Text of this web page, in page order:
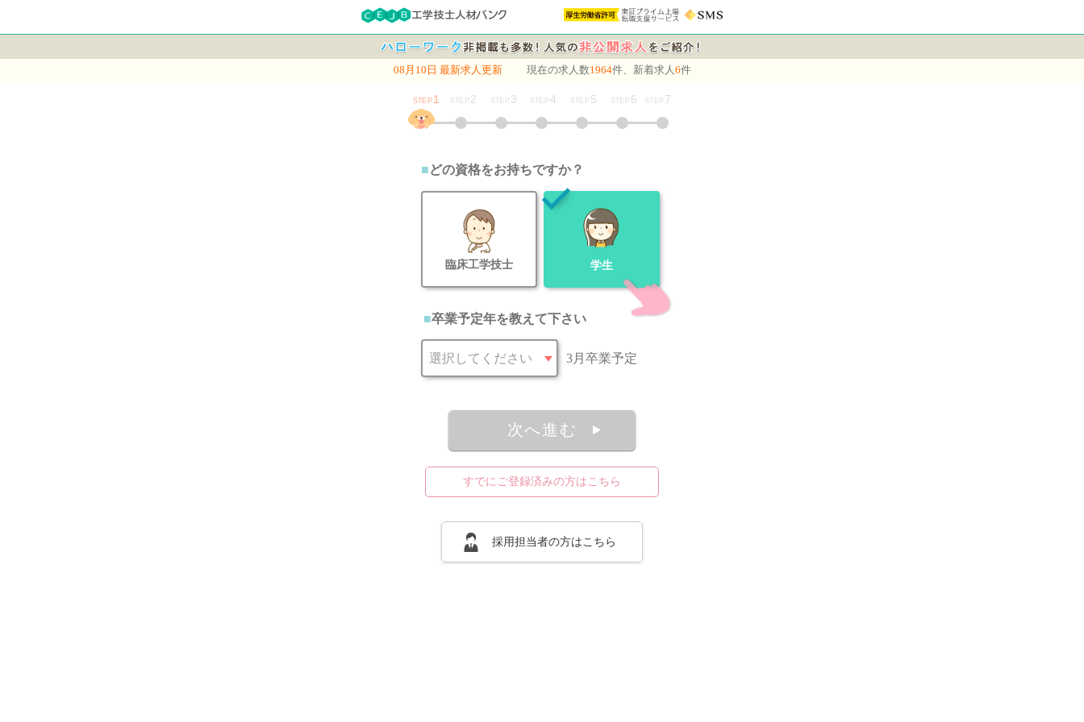
08月10日 最新求人更新 現在の求人数1964件、新着求人6件
STEP 1 STEP 2 STEP 3 STEP 4 STEP 5 STEP 6 STEP 7
どの資格をお持ちですか？
臨床工学技士 学生
卒業予定年を教えて下さい
3月卒業予定
次へ進む
すでにご登録済みの方はこちら
採用担当者の方はこちら